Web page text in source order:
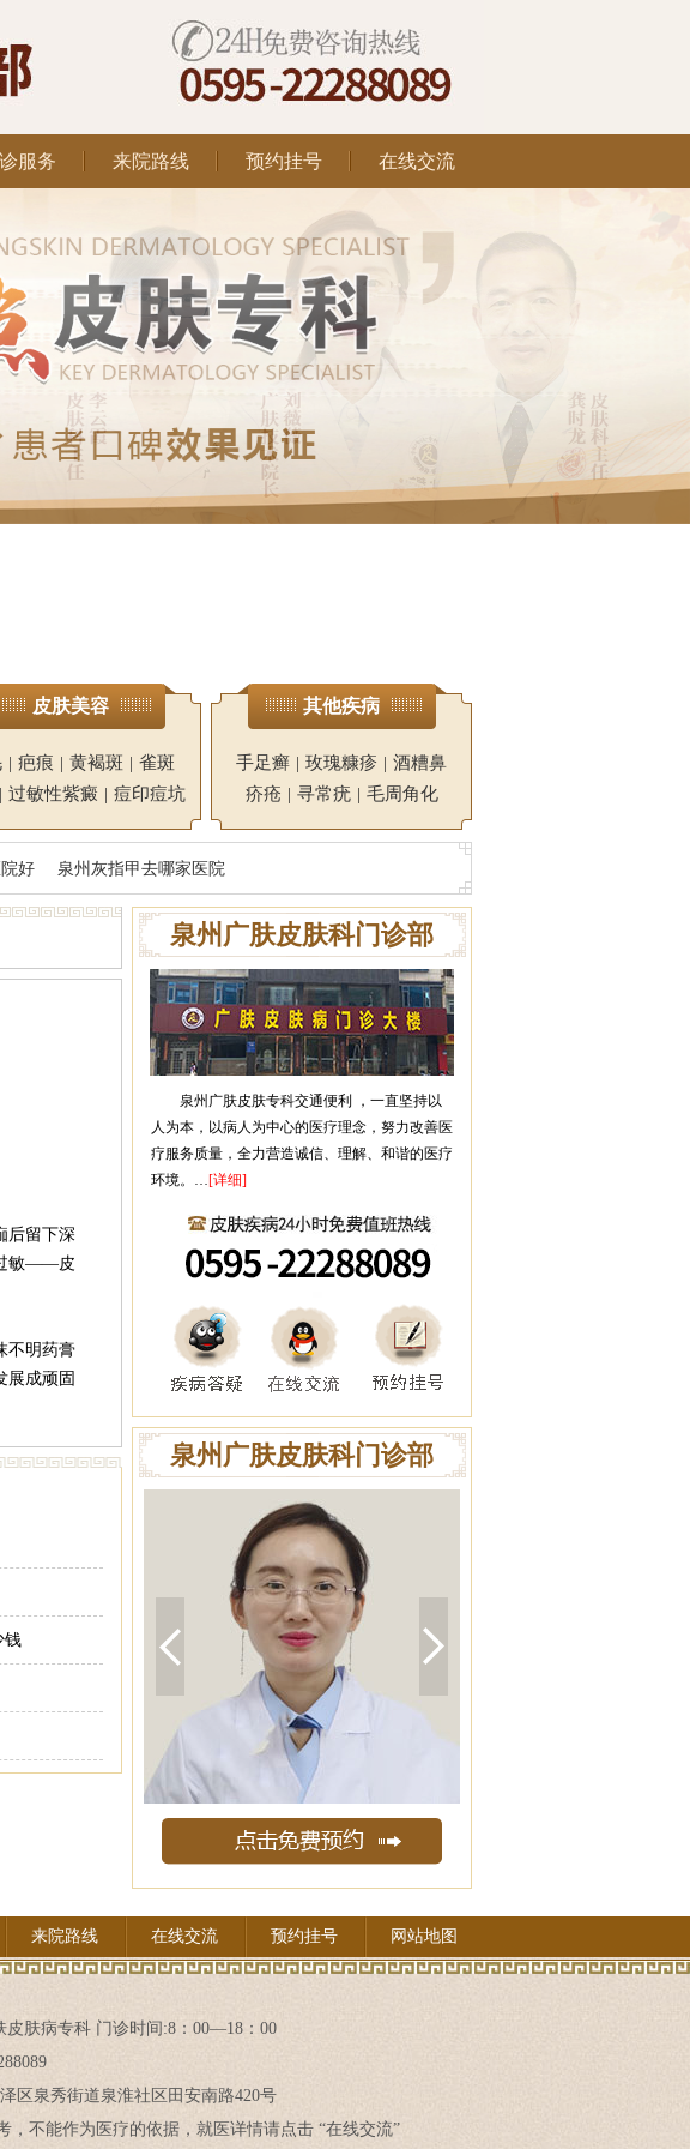
服务 来院路线 预约挂号 在线交流
皮肤美容
| 疤痕 | 黄褐斑 | 雀斑
| 过敏性紫癜 | 痘印痘坑
其他疾病
手足癣 | 玫瑰糠疹 | 酒糟鼻
疥疮 | 寻常疣 | 毛周角化
好 泉州灰指甲去哪家医院
后留下深
敏——皮
不明药膏
展成顽固
钱
泉州广肤皮肤科门诊部
泉州广肤皮肤专科交通便利 ，一直坚持以
人为本，以病人为中心的医疗理念，努力改善医
疗服务质量，全力营造诚信、理解、和谐的医疗
环境。…[详细]
泉州广肤皮肤科门诊部
来院路线 在线交流 预约挂号 网站地图
皮肤病专科 门诊时间:8：00—18：00
区泉秀街道泉淮社区田安南路420号
，不能作为医疗的依据，就医详情请点击 “在线交流”